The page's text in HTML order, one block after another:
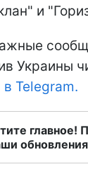
и
Украины
Telegram.
главное!